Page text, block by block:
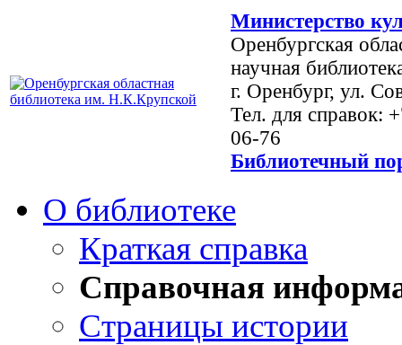
Министерство
Оренбургская
научная
г. Оренбург, ул.
Тел. для справок:
06-76
Библиотечный
О библиотеке
Краткая справка
Справочная
Страницы истории